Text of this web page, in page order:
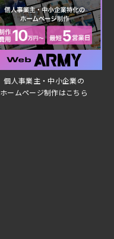
個人事業主・中小企業の
ホームページ制作はこちら